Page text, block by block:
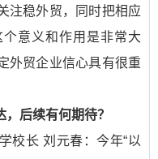
注稳外贸，同时把相应
意义和作用是非常大
外贸企业信心具有很重
后续有何期待？
校长 刘元春：今年“以